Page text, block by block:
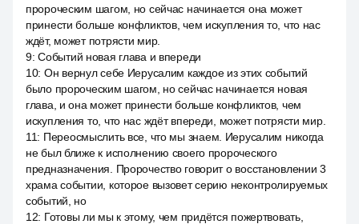
пророческим шагом, но сейчас начинается она может
принести больше конфликтов, чем искупления то, что нас
ждёт, может потрясти мир.
9:Событий новая глава и впереди
10: Он вернул себе Иерусалим каждое из этих событий
было пророческим шагом, но сейчас начинается новая
глава, и она может принести больше конфликтов, чем
искупления то, что нас ждёт впереди, может потрясти мир.
11: Переосмыслить все, что мы знаем. Иерусалим никогда
не был ближе к исполнению своего пророческого
предназначения. Пророчество говорит о восстановлении 3
храма событии, которое вызовет серию неконтролируемых
событий, но
12: Готовы ли мы к этому, чем придётся пожертвовать,